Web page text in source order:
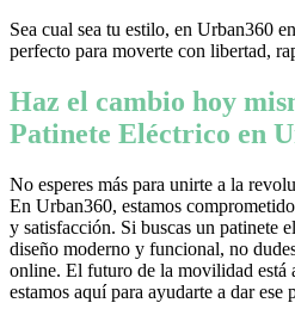
Sea cual sea tu estilo, en Urban360
perfecto para moverte con libertad,
Haz el cambio hoy
Patinete Eléctrico en
No esperes más para unirte a la
En Urban360, estamos
y satisfacción. Si buscas un patinete
diseño moderno y funcional, no
online. El futuro de la movilidad está
estamos aquí para ayudarte a dar ese